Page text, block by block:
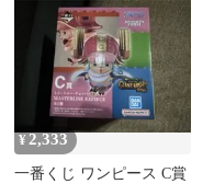
¥ 2,333
一番くじ ワンピース C賞